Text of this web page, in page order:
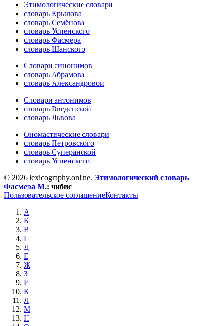
Этимологические словари
словарь Крылова
словарь Семёнова
словарь Успенского
словарь Фасмера
словарь Шанского
Словари синонимов
словарь Абрамова
словарь Александровой
Словари антонимов
словарь Введенской
словарь Львова
Ономастические словари
словарь Петровского
словарь Суперанской
словарь Успенского
© 2026 lexicography.online. Этимологический словарь
Фасмера М.: чибис
Пользовательское соглашениеКонтакты
А
Б
В
Г
Д
Е
Ж
З
И
К
Л
М
Н